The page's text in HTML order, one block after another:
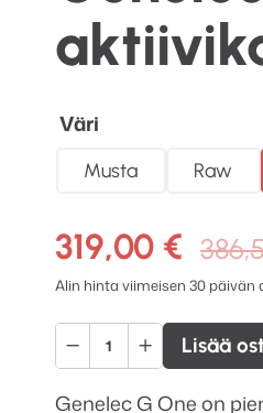
Väri
Musta Raw
319,00 €
Alin hinta viimeisen 30 päivän
Genelec
G
One
Lisää
Genelec G One on